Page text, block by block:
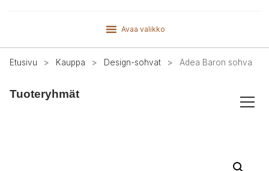
Avaa valikko
Etusivu > Kauppa > Design-sohvat > Adea Baron sohva
Tuoteryhmät